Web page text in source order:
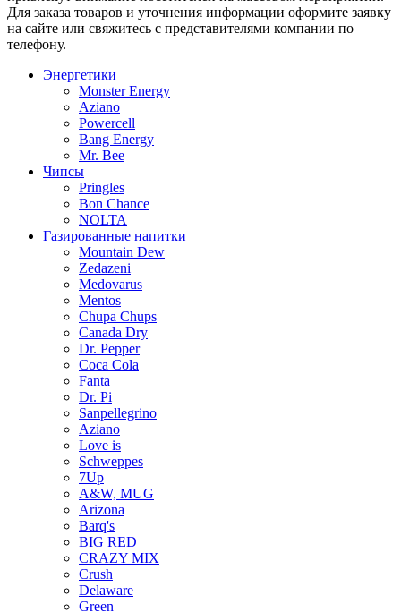
Для заказа товаров и уточнения информации оформите заявку
на сайте или свяжитесь с представителями компании по
телефону.
Энергетики
Monster Energy
Aziano
Powercell
Bang Energy
Mr. Bee
Чипсы
Pringles
Bon Chance
NOLTA
Газированные напитки
Mountain Dew
Zedazeni
Medovarus
Mentos
Chupa Chups
Canada Dry
Dr. Pepper
Coca Cola
Fanta
Dr. Pi
Sanpellegrino
Aziano
Love is
Schweppes
7Up
A&W, MUG
Arizona
Barq's
BIG RED
CRAZY MIX
Crush
Delaware
Green